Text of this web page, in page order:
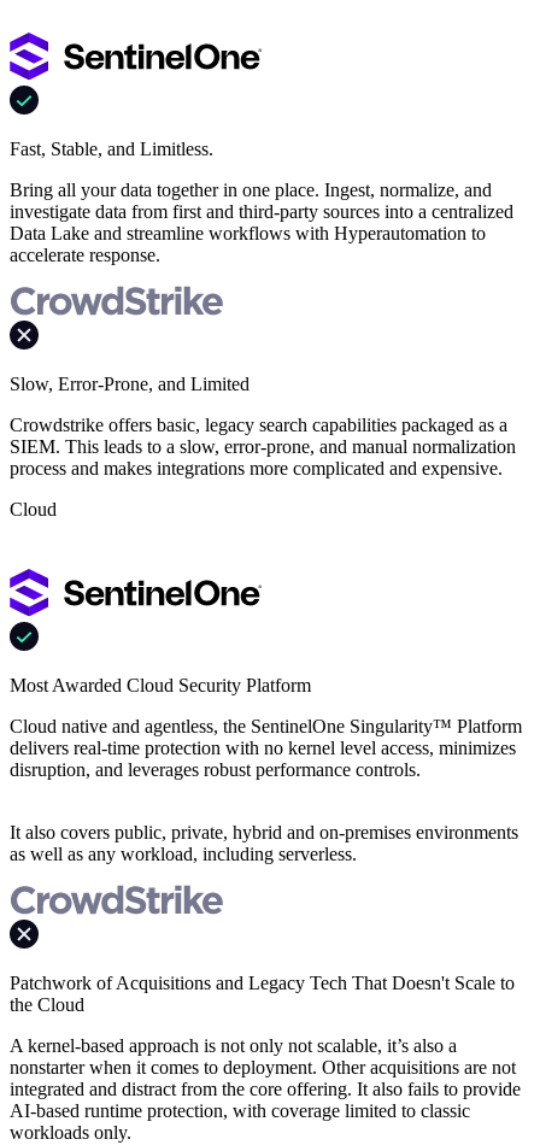
Fast, Stable, and Limitless.
Bring all your data together in one place. Ingest, normalize, and
investigate data from first and third-party sources into a centralized
Data Lake and streamline workflows with Hyperautomation to
accelerate response.
Slow, Error-Prone, and Limited
Crowdstrike offers basic, legacy search capabilities packaged as a
SIEM. This leads to a slow, error-prone, and manual normalization
process and makes integrations more complicated and expensive.
Cloud
Most Awarded Cloud Security Platform
Cloud native and agentless, the SentinelOne Singularity™ Platform
delivers real-time protection with no kernel level access, minimizes
disruption, and leverages robust performance controls.
It also covers public, private, hybrid and on-premises environments
as well as any workload, including serverless.
Patchwork of Acquisitions and Legacy Tech That Doesn't Scale to
the Cloud
A kernel-based approach is not only not scalable, it’s also a
nonstarter when it comes to deployment. Other acquisitions are not
integrated and distract from the core offering. It also fails to provide
AI-based runtime protection, with coverage limited to classic
workloads only.